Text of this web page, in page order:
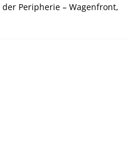
Peripherie – Wagenfront,